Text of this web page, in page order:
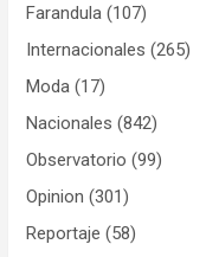
Farandula (107)
Internacionales (265)
Moda (17)
Nacionales (842)
Observatorio (99)
Opinion (301)
Reportaje (58)